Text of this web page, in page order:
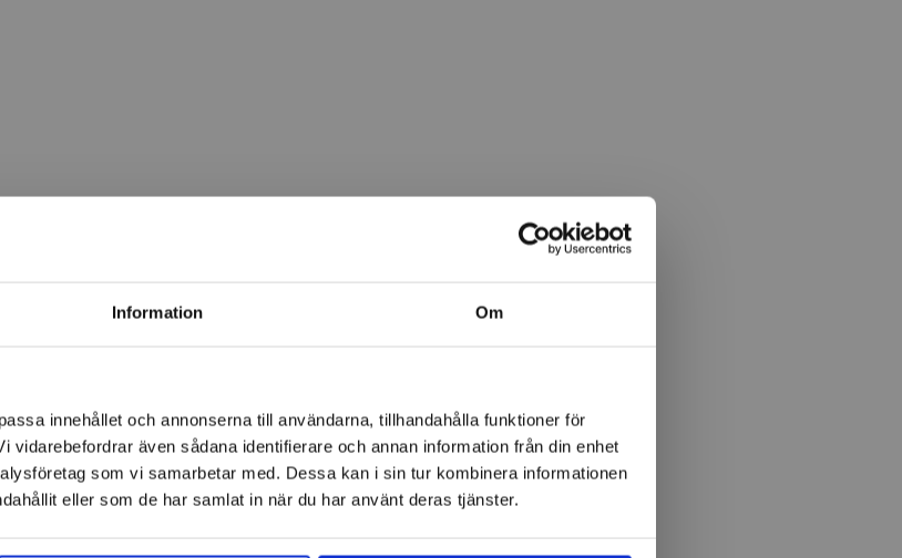
Information Om
innehållet och annonserna till användarna, tillhandahålla funktioner för
vidarebefordrar även sådana identifierare och annan information från din enhet
som vi samarbetar med. Dessa kan i sin tur kombinera informationen
eller som de har samlat in när du har använt deras tjänster.